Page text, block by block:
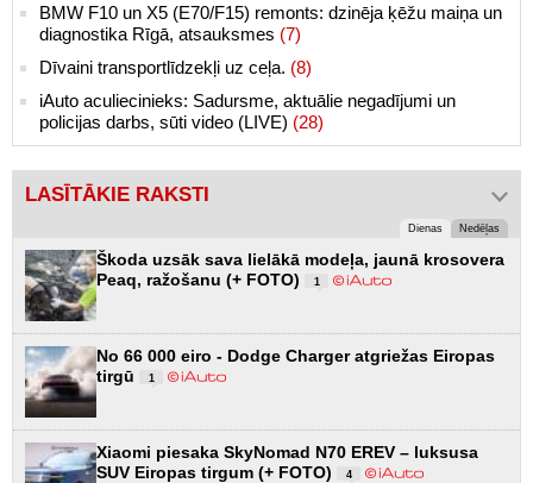
BMW F10 un X5 (E70/F15) remonts: dzinēja ķēžu maiņa un
diagnostika Rīgā, atsauksmes (7)
Dīvaini transportlīdzekļi uz ceļa. (8)
iAuto aculiecinieks: Sadursme, aktuālie negadījumi un
policijas darbs, sūti video (LIVE) (28)
LASĪTĀKIE RAKSTI
Dienas Nedēļas
Škoda uzsāk sava lielākā modeļa, jaunā krosovera
Peaq, ražošanu (+ FOTO)
1
No 66 000 eiro - Dodge Charger atgriežas Eiropas
tirgū
1
Xiaomi piesaka SkyNomad N70 EREV – luksusa
SUV Eiropas tirgum (+ FOTO)
4